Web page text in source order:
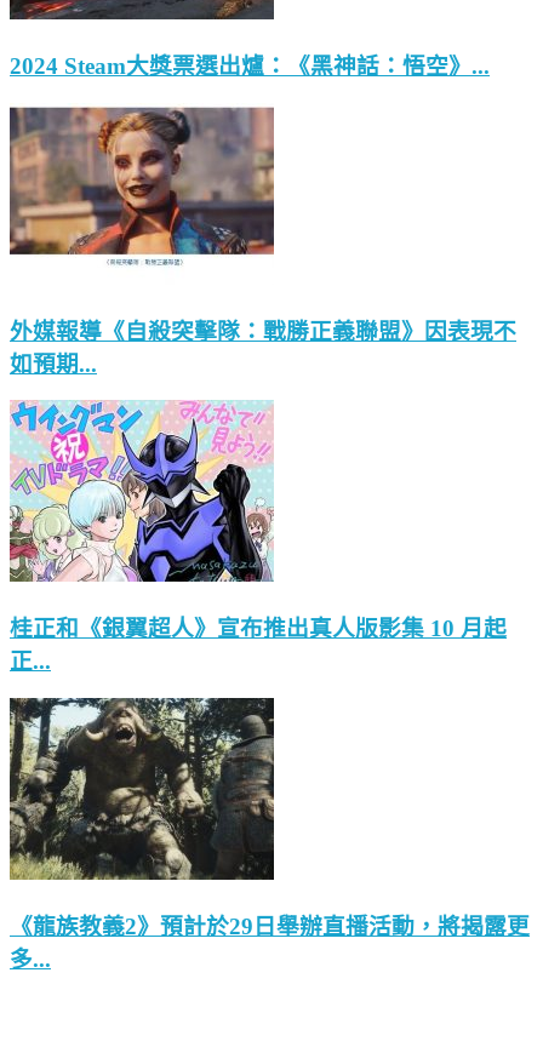
2024 Steam大獎票選出爐：《黑神話：悟空》...
外媒報導《自殺突擊隊：戰勝正義聯盟》因表現不
如預期...
桂正和《銀翼超人》宣布推出真人版影集 10 月起
正...
《龍族教義2》預計於29日舉辦直播活動，將揭露更
多...